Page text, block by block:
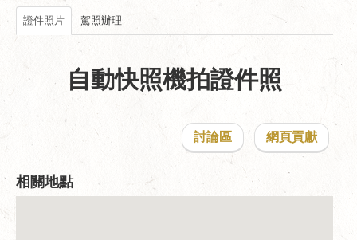
證件照片 駕照辦理
自動快照機拍證件照
討論區 網頁貢獻
相關地點